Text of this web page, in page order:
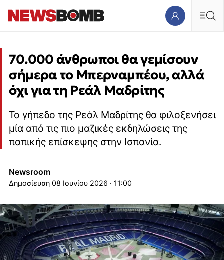
70.000 άνθρωποι θα γεμίσουν
σήμερα το Μπερναμπέου, αλλά
όχι για τη Ρεάλ Μαδρίτης
Το γήπεδο της Ρεάλ Μαδρίτης θα φιλοξενήσει
μία από τις πιο μαζικές εκδηλώσεις της
παπικής επίσκεψης στην Ισπανία.
Newsroom
08 Ιουνίου 2026 · 11:00